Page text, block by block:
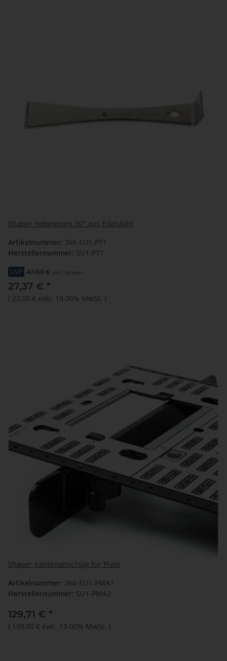
Shaper Hebeleisen 30° aus Edelstahl
Artikelnummer: 366-SU1-PT1
Herstellernummer: SU1-PT1
UVP 47,60 € (inkl. 19% MwSt.)
27,37 € *
( 23,00 € exkl. 19.00% MwSt. )
Shaper Kantenanschlag für Plate
Artikelnummer: 366-SU1-PMA1
Herstellernummer: SU1-PMA2
129,71 € *
( 109,00 € exkl. 19.00% MwSt. )